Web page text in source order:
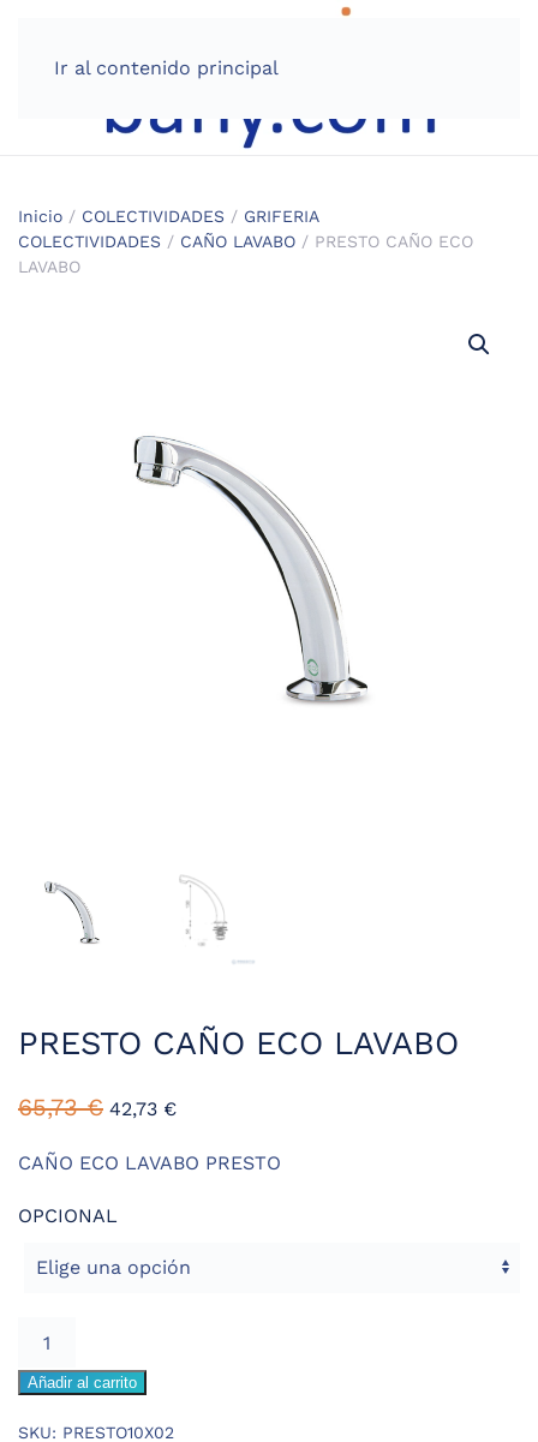
Ir al contenido principal
Inicio / COLECTIVIDADES / GRIFERIA
COLECTIVIDADES / CAÑO LAVABO / PRESTO CAÑO ECO
LAVABO
PRESTO CAÑO ECO LAVABO
65,73€ 42,73 €
CAÑO ECO LAVABO PRESTO
OPCIONAL
ECO
Añadir al carrito
SKU: PRESTO10X02